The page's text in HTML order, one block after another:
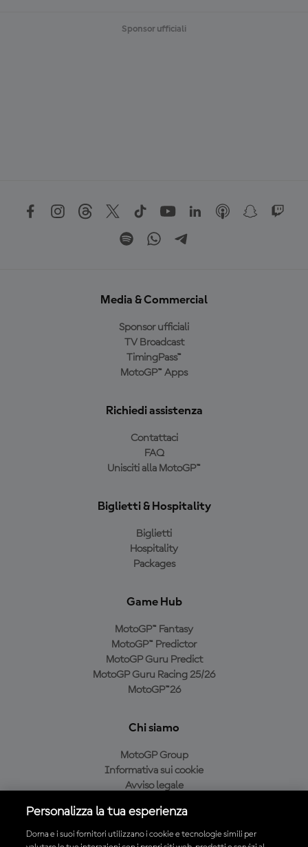
Sponsor ufficiali
Media & Commercial
Sponsor ufficiali
TV Broadcast
TimingPass™
MotoGP™ Apps
Richiedi assistenza
Contattaci
FAQ
Unisciti alla MotoGP™
Biglietti & Hospitality
Biglietti
Hospitality
Packages
Game Hub
MotoGP™ Fantasy
MotoGP™ Predictor
MotoGP Guru Predict
MotoGP Guru Racing 25/26
MotoGP™26
Chi siamo
MotoGP Group
Informativa sui cookie
Avviso legale
Condizioni di acquisto
Personalizza la tua esperienza
Dorna e i suoi fornitori utilizzano i cookie e tecnologie simili per